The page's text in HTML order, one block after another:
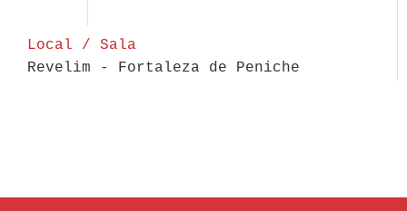
Local / Sala
Revelim - Fortaleza de Peniche